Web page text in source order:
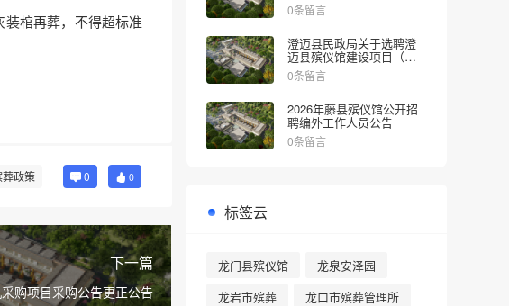
棺再葬，不得超标准
葬政策 0 0
下一篇
购项目采购公告更正公告
0条留言
澄迈县民政局关于选聘澄
迈县殡仪馆建设项目（一
期）社会稳定风险评估机
构的公告
0条留言
2026年藤县殡仪馆公开招
聘编外工作人员公告
0条留言
标签云
龙门县殡仪馆
龙泉安泽园
龙岩市殡葬
龙口市殡葬管理所